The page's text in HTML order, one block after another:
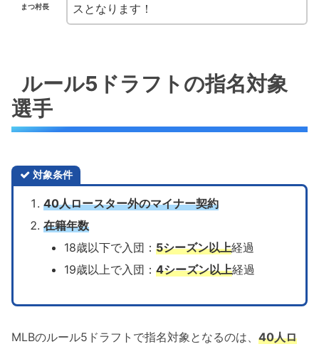
まつ村長 スとなります！
ルール5ドラフトの指名対象
選手
対象条件
40人ロースター外のマイナー契約
在籍年数
18歳以下で入団：5シーズン以上経過
19歳以上で入団：4シーズン以上経過
MLBのルール5ドラフトで指名対象となるのは、 40人ロ